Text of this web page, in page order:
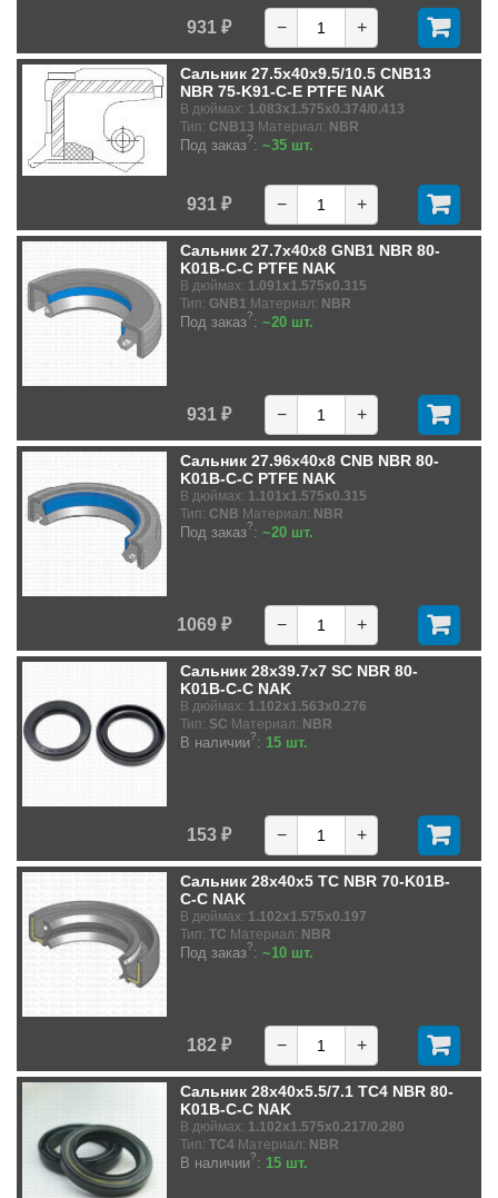
931 ₽ − +
Сальник 27.5x40x9.5/10.5 CNB13
NBR 75-K91-C-E PTFE NAK
В дюймах: 1.083x1.575x0.374/0.413
Тип: CNB13 Материал: NBR
Под заказ?: ~35 шт.
931 ₽ − +
Сальник 27.7x40x8 GNB1 NBR 80-
K01B-C-C PTFE NAK
В дюймах: 1.091x1.575x0.315
Тип: GNB1 Материал: NBR
Под заказ?: ~20 шт.
931 ₽ − +
Сальник 27.96x40x8 CNB NBR 80-
K01B-C-C PTFE NAK
В дюймах: 1.101x1.575x0.315
Тип: CNB Материал: NBR
Под заказ?: ~20 шт.
1069 ₽ − +
Сальник 28x39.7x7 SC NBR 80-
K01B-C-C NAK
В дюймах: 1.102x1.563x0.276
Тип: SC Материал: NBR
В наличии?: 15 шт.
153 ₽ − +
Сальник 28x40x5 TC NBR 70-K01B-
C-C NAK
В дюймах: 1.102x1.575x0.197
Тип: TC Материал: NBR
Под заказ?: ~10 шт.
182 ₽ − +
Сальник 28x40x5.5/7.1 TC4 NBR 80-
K01B-C-C NAK
В дюймах: 1.102x1.575x0.217/0.280
Тип: TC4 Материал: NBR
В наличии?: 15 шт.